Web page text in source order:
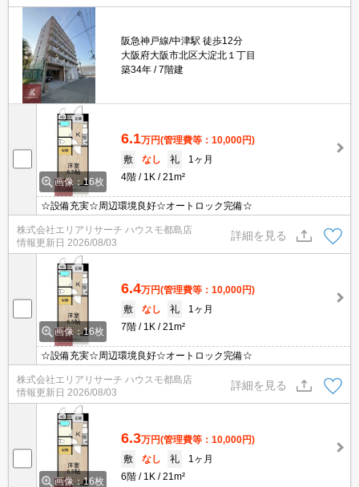
阪急神戸線/中津駅 徒歩12分
大阪府大阪市北区大淀北１丁目
築34年
7階建
画像：16枚
6.1万円(管理費等：10,000円)
敷
なし 礼
1ヶ月
4階
1K 21m²
☆設備充実☆周辺環境良好☆オートロック完備☆
株式会社エリアリサーチ ハウスモ都島店
情報更新日 2026/08/03
詳細を見る
画像：16枚
6.4万円(管理費等：10,000円)
敷
なし 礼
1ヶ月
7階
1K 21m²
☆設備充実☆周辺環境良好☆オートロック完備☆
株式会社エリアリサーチ ハウスモ都島店
情報更新日 2026/08/03
詳細を見る
画像：16枚
6.3万円(管理費等：10,000円)
敷
なし 礼
1ヶ月
6階
1K 21m²